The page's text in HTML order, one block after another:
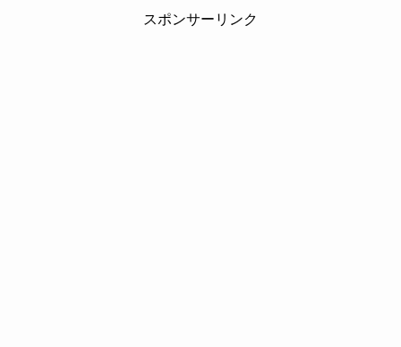
スポンサーリンク